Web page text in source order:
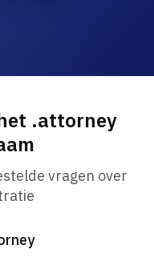
.attorney
vragen over